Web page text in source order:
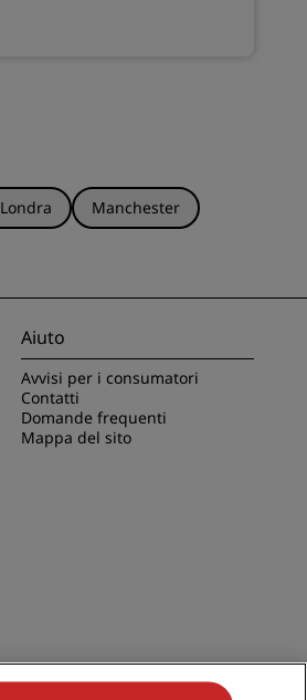
Londra
Manchester
Aiuto
Avvisi per i consumatori
Contatti
Domande frequenti
Mappa del sito